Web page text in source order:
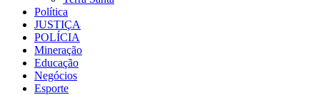
Política
JUSTIÇA
POLÍCIA
Mineração
Educação
Negócios
Esporte